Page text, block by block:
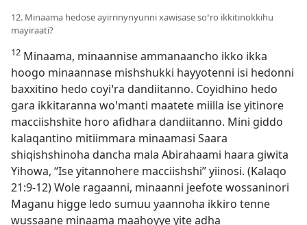
12. Minaama hedose ayirrinynyunni xawisase soꞌro ikkitinokkihu
mayiraati?
12 Minaama, minaannise ammanaancho ikko ikka
hoogo minaannase mishshukki hayyotenni isi hedonni
baxxitino hedo coyiꞌra dandiitanno. Coyidhino hedo
gara ikkitaranna woꞌmanti maatete miilla ise yitinore
macciishshite horo afidhara dandiitanno. Mini giddo
kalaqantino mitiimmara minaamasi Saara
shiqishshinoha dancha mala Abirahaami haara giwita
Yihowa, “Ise yitannohere macciishshi” yiinosi. (Kalaqo
21:9-12) Wole ragaanni, minaanni jeefote wossaninori
Maganu higge ledo sumuu yaannoha ikkiro tenne
wussaane minaama maahoyye yite adha